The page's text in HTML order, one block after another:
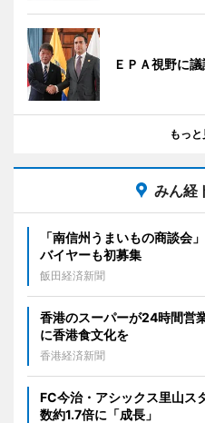
ＥＰＡ視野に
もっと
みん経
「南信州うまいもの商談
バイヤーも初募集
飯田経済新聞
香港のスーパーが24時間営
に香港食文化を
香港経済新聞
FC今治・アシックス里山
数約1.7倍に「成長」